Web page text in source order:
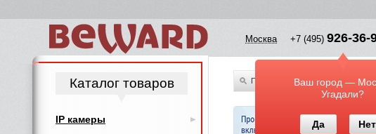
Москва +7 (495) 926-36-
Ваш город —
Угадали?
Да Нет
По всему каталогу
Каталог товаров
IP камеры